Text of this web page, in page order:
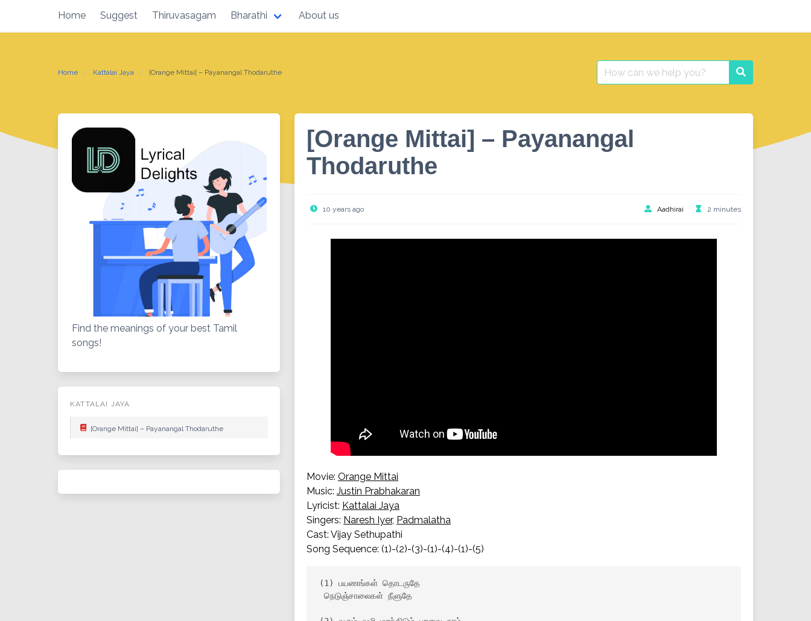
content
Home Suggest Thiruvasagam Bharathi About us
Home Kattalai Jaya [Orange Mittai] – Payanangal Thodaruthe
Search
for:
Search
Find the meanings of your best Tamil
songs!
KATTALAI JAYA
[Orange Mittai] – Payanangal Thodaruthe
[Orange Mittai] – Payanangal
Thodaruthe
10 years ago Aadhirai 2 minutes
Movie:Orange Mittai
Music:Justin Prabhakaran
Lyricist: Kattalai Jaya
Singers: Naresh Iyer, Padmalatha
Cast: Vijay Sethupathi
Song Sequence: (1)-(2)-(3)-(1)-(4)-(1)-(5)
(1) பயணங்கள் தொடருதே
நெடுஞ்சாலைகள் நீளுதே